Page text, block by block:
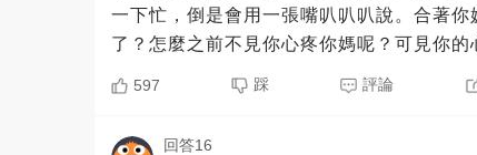
一下忙，倒是會用一張嘴叭叭叭說。合著
了？怎麼之前不見你心疼你媽呢？可見你的
597 踩 評論
回答16